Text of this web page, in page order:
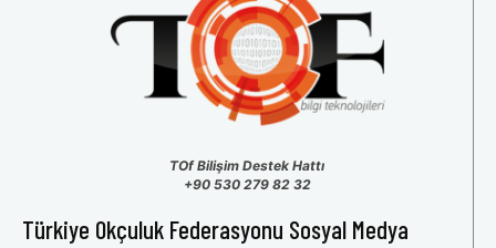
TOf Bilişim Destek Hattı
+90 530 279 82 32
Türkiye Okçuluk Federasyonu Sosyal Medya